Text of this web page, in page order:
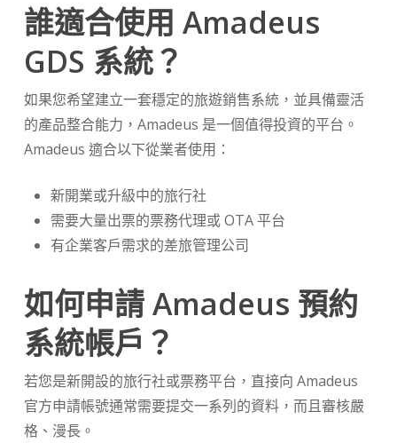
誰適合使用 Amadeus
GDS 系統？
如果您希望建立一套穩定的旅遊銷售系統，並具備靈活
的產品整合能力，Amadeus 是一個值得投資的平台。
Amadeus 適合以下從業者使用：
新開業或升級中的旅行社
需要大量出票的票務代理或 OTA 平台
有企業客戶需求的差旅管理公司
如何申請 Amadeus 預約
系統帳戶？
若您是新開設的旅行社或票務平台，直接向 Amadeus
官方申請帳號通常需要提交一系列的資料，而且審核嚴
格、漫長。